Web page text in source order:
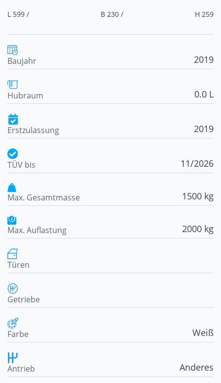
L 599 / B 230 / H 259
Baujahr 2019
Hubraum 0.0 L
Erstzulassung 2019
TÜV bis 11/2026
Max. Gesamtmasse 1500 kg
Max. Auflastung 2000 kg
Türen
Getriebe
Farbe Weiß
Antrieb Anderes